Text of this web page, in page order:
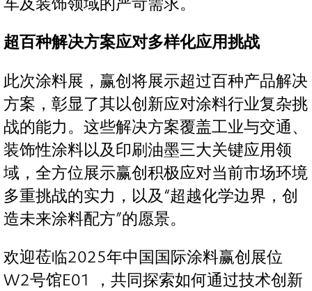
超百种解决方案应对多样化应用挑战
此次涂料展，赢创将展示超过百种产品解决
方案，彰显了其以创新应对涂料行业复杂挑
战的能力。这些解决方案覆盖工业与交通、
装饰性涂料以及印刷油墨三大关键应用领
域，全方位展示赢创积极应对当前市场环境
多重挑战的实力，以及“超越化学边界，创
造未来涂料配方”的愿景。
欢迎莅临2025年中国国际涂料赢创展位
W2号馆E01 ，共同探索如何通过技术创新